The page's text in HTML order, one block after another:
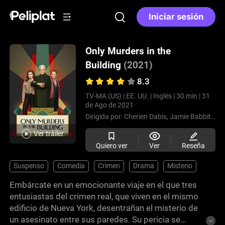
Iniciar sesión
Ver tráiler
Only Murders in the
Building (2021)
8.3
TV-MA (US) | EE. UU. | Inglés | 30 min | 31
de Ago de 2021
Dirigida por: Cherien Dabis, Jamie Babbit,
Quiero ver Ver Reseña
Suspenso Comedia Crimen Drama Misterio
Embárcate en un emocionante viaje en el que tres
entusiastas del crimen real, que viven en el mismo
edificio de Nueva York, desentrañan el misterio de
un asesinato entre sus paredes. Su pericia se